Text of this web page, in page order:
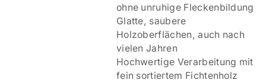
ohne unruhige Fleckenbildung
Glatte, saubere
Holzoberflächen, auch nach
vielen Jahren
Hochwertige Verarbeitung mit
fein sortiertem Fichtenholz